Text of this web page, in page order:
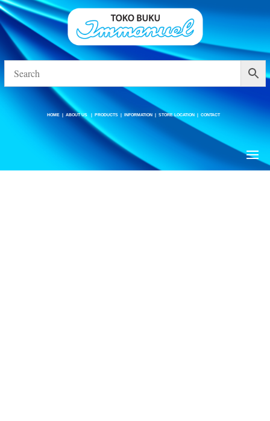
ABOUT US |STORE LOCATION
HOME |ABOUT US |PRODUCTS |INFORMATION |STORE LOCATION |CONTACT